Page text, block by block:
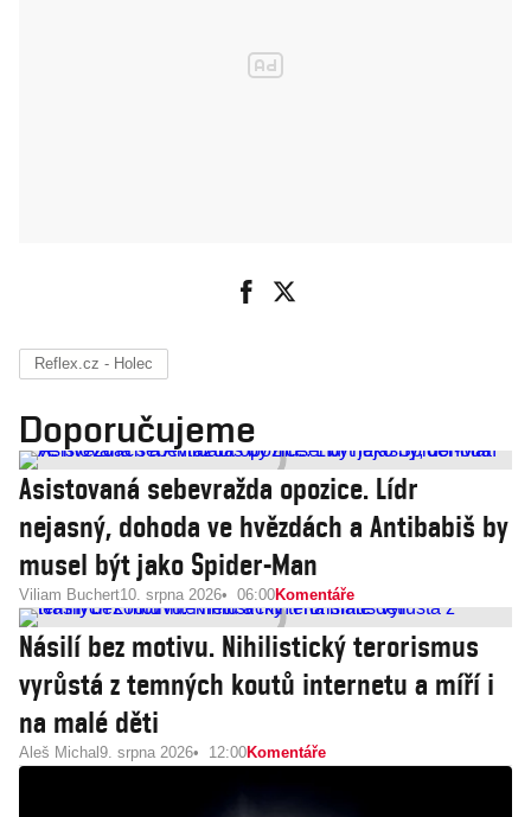
Reflex.cz - Holec
Doporučujeme
Asistovaná sebevražda opozice. Lídr
nejasný, dohoda ve hvězdách a Antibabiš by
musel být jako Spider-Man
Viliam Buchert10. srpna 2026 06:00Komentáře
Násilí bez motivu. Nihilistický terorismus
vyrůstá z temných koutů internetu a míří i
na malé děti
Aleš Michal 9. srpna 2026 12:00Komentáře